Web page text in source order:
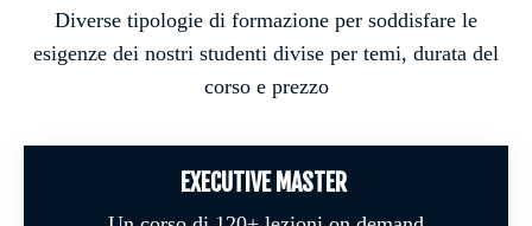
Diverse tipologie di formazione per soddisfare le
esigenze dei nostri studenti divise per temi, durata del
corso e prezzo
EXECUTIVE MASTER